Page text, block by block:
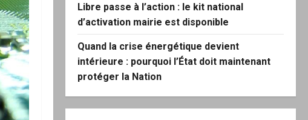
Libre passe à l’action : le kit national
d’activation mairie est disponible
Quand la crise énergétique devient
intérieure : pourquoi l’État doit maintenant
protéger la Nation